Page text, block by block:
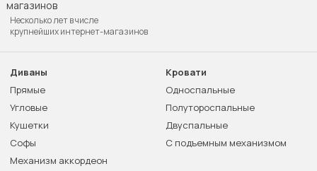
Несколько лет в числе
крупнейших интернет-магазинов
Диваны
Прямые
Угловые
Кушетки
Софы
Механизм аккордеон
Кровати
Односпальные
Полутороспальные
Двуспальные
С подъемным механизмом